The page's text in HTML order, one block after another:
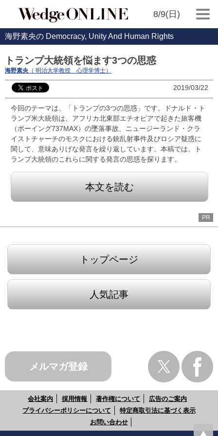
8/9(日)
海野素央の Democracy, Unity And Human Rights
トランプ大統領を悩ます3つの思惑
海野素央 （ 明治大学教授 心理学博士）
2019/03/22
今回のテーマは、「トランプの3つの思惑」です。ドナルド・ト
ランプ米大統領は、アフリカ北東部エチオピアで起きた旅客機
（ボーイング737MAX）の墜落事故、ニュージーランド・クラ
イストチャーチのモスクにおける銃乱射事件及びロシア疑惑に
関して、意味ありげな発言を繰り返しています。本稿では、ト
ランプ大統領のこれらに関する発言の思惑を探ります。
本文を読む
PR
トップページ
人気記事
メルマガ登録
会社案内 採用情報 著作権について
広告のご案内
プライバシーポリシーについて
特定商取引法に基づく表示
お問い合わせ